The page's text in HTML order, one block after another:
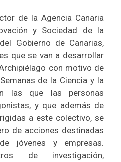
de la Agencia Canaria
y Sociedad de la
Gobierno de Canarias,
que se van a desarrollar
con motivo de
de la Ciencia y la
las que las personas
y que además de
a este colectivo, se
de acciones destinadas
jóvenes y empresas.
de investigación,